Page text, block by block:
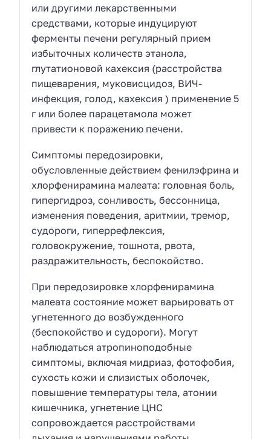
или другими лекарственными
средствами, которые индуцируют
ферменты печени регулярный прием
избыточных количеств этанола,
глутатионовой кахексия (расстройства
пищеварения, муковисцидоз, ВИЧ-
инфекция, голод, кахексия ) применение 5
г или более парацетамола может
привести к поражению печени.
Симптомы передозировки,
обусловленные действием фенилэфрина и
хлорфенирамина малеата: головная боль,
гипергидроз, сонливость, бессонница,
изменения поведения, аритмии, тремор,
судороги, гиперрефлексия,
головокружение, тошнота, рвота,
раздражительность, беспокойство.
При передозировке хлорфенирамина
малеата состояние может варьировать от
угнетенного до возбужденного
(беспокойство и судороги). Могут
наблюдаться атропиноподобные
симптомы, включая мидриаз, фотофобия,
сухость кожи и слизистых оболочек,
повышение температуры тела, атонии
кишечника, угнетение ЦНС
сопровождается расстройствами